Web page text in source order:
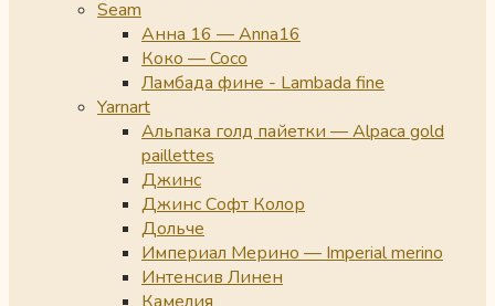
Seam
Анна 16 — Anna16
Коко — Coco
Ламбада фине - Lambada fine
Yarnart
Альпака голд пайетки — Alpaca gold
paillettes
Джинс
Джинс Софт Колор
Дольче
Империал Мерино — Imperial merino
Интенсив Линен